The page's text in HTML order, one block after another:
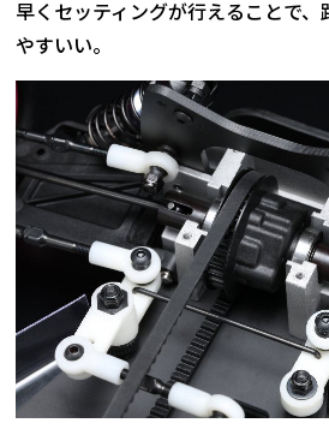
早くセッティングが行えることで
やすいい。